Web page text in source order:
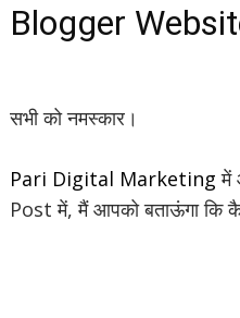
Blogger
Kaise Blogger
सभी को नमस्कार।
Pari Digital Marketing में
Post में, मैं आपको बताऊंगा कि